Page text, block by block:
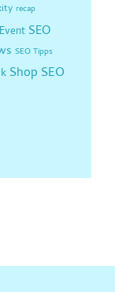
recap
SEO
SEO Tipps
Shop SEO